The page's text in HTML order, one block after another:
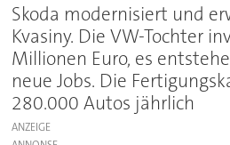
Skoda modernisiert und
Kvasiny. Die VW-Tochter
Millionen Euro, es
neue Jobs. Die
280.000 Autos jährlich
ANZEIGE